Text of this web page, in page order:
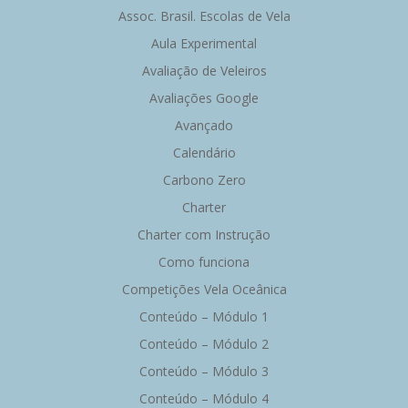
Post
Assoc. Brasil. Escolas de Vela
Aula Experimental
Avaliação de Veleiros
Avaliações Google
Avançado
Calendário
Carbono Zero
Charter
Charter com Instrução
Como funciona
Competições Vela Oceânica
Conteúdo – Módulo 1
Conteúdo – Módulo 2
Conteúdo – Módulo 3
Conteúdo – Módulo 4